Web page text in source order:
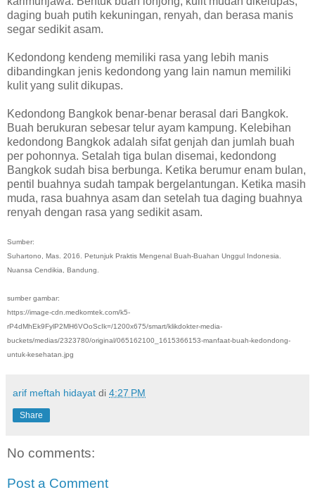
daging buah putih kekuningan, renyah, dan berasa manis
segar sedikit asam.
Kedondong kendeng memiliki rasa yang lebih manis
dibandingkan jenis kedondong yang lain namun memiliki
kulit yang sulit dikupas.
Kedondong Bangkok benar-benar berasal dari Bangkok.
Buah berukuran sebesar telur ayam kampung. Kelebihan
kedondong Bangkok adalah sifat genjah dan jumlah buah
per pohonnya. Setalah tiga bulan disemai, kedondong
Bangkok sudah bisa berbunga. Ketika berumur enam bulan,
pentil buahnya sudah tampak bergelantungan. Ketika masih
muda, rasa buahnya asam dan setelah tua daging buahnya
renyah dengan rasa yang sedikit asam.
Sumber:
Suhartono, Mas. 2016. Petunjuk Praktis Mengenal Buah-Buahan Unggul Indonesia.
Nuansa Cendikia, Bandung.
sumber gambar:
https://image-cdn.medkomtek.com/k5-
rP4dMhEk9FylP2MH6VOoScIk=/1200x675/smart/klikdokter-media-
buckets/medias/2323780/original/065162100_1615366153-manfaat-buah-kedondong-
untuk-kesehatan.jpg
arif meftah hidayat di 4:27 PM
Share
No comments:
Post a Comment